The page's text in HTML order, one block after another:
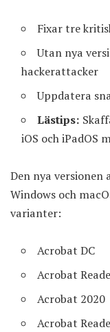
Fixar tre
Utan nya
hackerattacker
Uppdatera
Lästips:
iOS och iPadOS
Den nya versionen
Windows och
varianter:
Acrobat DC
Acrobat
Acrobat 2020
Acrobat